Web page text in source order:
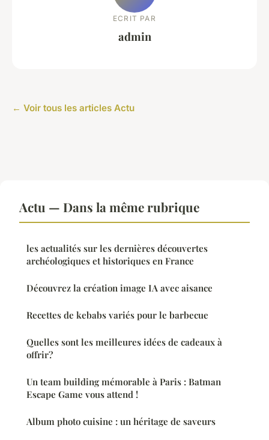
ECRIT PAR
admin
← Voir tous les articles Actu
Actu — Dans la même rubrique
les actualités sur les dernières découvertes
archéologiques et historiques en France
Découvrez la création image IA avec aisance
Recettes de kebabs variés pour le barbecue
Quelles sont les meilleures idées de cadeaux à
offrir?
Un team building mémorable à Paris : Batman
Escape Game vous attend !
Album photo cuisine : un héritage de saveurs